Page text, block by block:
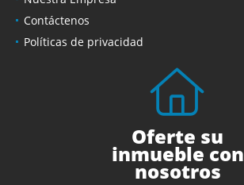
Contáctenos
Políticas de privacidad
Oferte su
inmueble con
nosotros